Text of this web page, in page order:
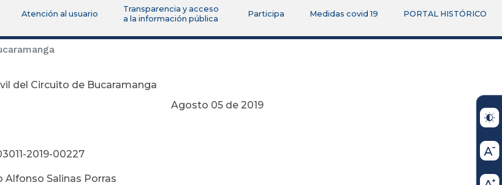
Atención al usuario
Transparencia y acceso
a la información pública
Participa Medidas covid 19 PORTAL HISTÓRICO
del Circuito de Bucaramanga
05 de 2019
2019-00227
Alfonso Salinas Porras